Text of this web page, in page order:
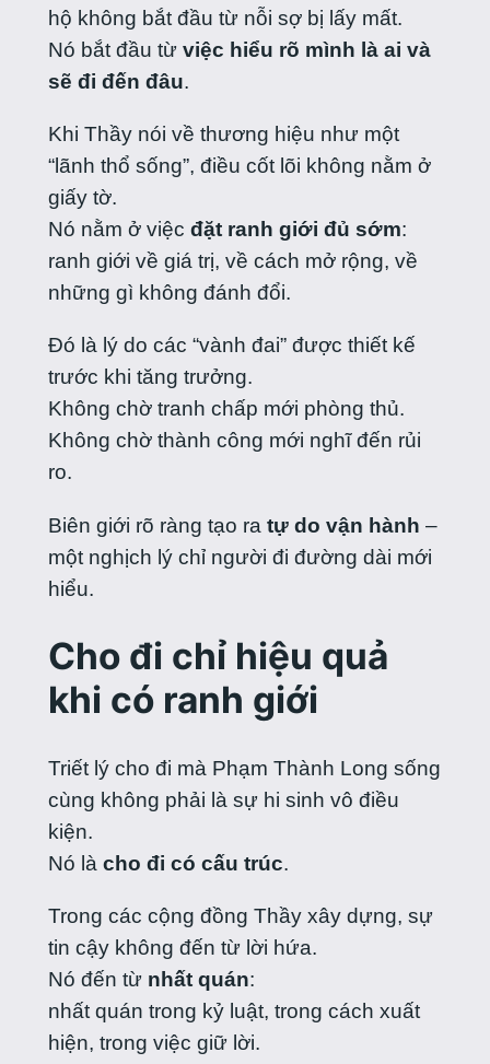
hộ không bắt đầu từ nỗi sợ bị lấy mất.
Nó bắt đầu từ việc hiểu rõ mình là ai và
sẽ đi đến đâu.
Khi Thầy nói về thương hiệu như một
“lãnh thổ sống”, điều cốt lõi không nằm ở
giấy tờ.
Nó nằm ở việc đặt ranh giới đủ sớm:
ranh giới về giá trị, về cách mở rộng, về
những gì không đánh đổi.
Đó là lý do các “vành đai” được thiết kế
trước khi tăng trưởng.
Không chờ tranh chấp mới phòng thủ.
Không chờ thành công mới nghĩ đến rủi
ro.
Biên giới rõ ràng tạo ra tự do vận hành –
một nghịch lý chỉ người đi đường dài mới
hiểu.
Cho đi chỉ hiệu quả
khi có ranh giới
Triết lý cho đi mà Phạm Thành Long sống
cùng không phải là sự hi sinh vô điều
kiện.
Nó là cho đi có cấu trúc.
Trong các cộng đồng Thầy xây dựng, sự
tin cậy không đến từ lời hứa.
Nó đến từ nhất quán:
nhất quán trong kỷ luật, trong cách xuất
hiện, trong việc giữ lời.